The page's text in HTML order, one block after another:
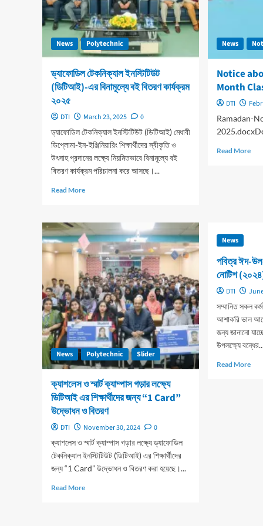
News Polytechnic
ড্যাফোডিল টেকনিক্যাল ইনস্টিটিউট
(ডিটিআই)-এর বিনামূল্যে বই বিতরণ কার্যক্রম
২০২৫
DTI March 23, 2025
0
ড্যাফোডিল টেকনিক্যাল ইনস্টিটিউট (ডিটিআই) মেধাবী
ডিপ্লোমা-ইন-ইঞ্জিনিয়ারিং শিক্ষার্থীদের স্বীকৃতি ও
উৎসাহ প্রদানের লক্ষ্যে নিয়মিতভাবে বিনামূল্যে বই
বিতরণ কার্যক্রম পরিচালনা করে আসছে।...
Read MoreRead
ড্যাফোডিল
টেকনিক্যাল
ইনস্টিটিউট
(ডিটিআই)-
এর
বিনামূল্যে
বই
বিতরণ
কার্যক্রম
২০২৫
News
Notice
Month
DTI
Ramadan-
Read MoreRead
News Polytechnic Slider
ক্যাশলেস ও স্মার্ট ক্যাম্পাস গড়ার লক্ষ্যে
ডিটিআই এর শিক্ষার্থীদের জন্য “1 Card”
উদ্ভোধন ও বিতরণ
DTI November 30, 2024
0
ক্যাশলেস ও স্মার্ট ক্যাম্পাস গড়ার লক্ষ্যে ড্যাফোডিল
টেকনিক্যাল ইনস্টিটিউট (ডিটিআই) এর শিক্ষার্থীদের
জন্য “1 Card” উদ্ভোধন ও বিতরণ করা হয়েছে।...
Read MoreRead
News
পবিত্র ঈদ-
নোটিশ
DTI
সম্মানিত সকল
আশাকরি ভাল
জন্য জানানো
উপলক্ষ্যে
Read MoreRead